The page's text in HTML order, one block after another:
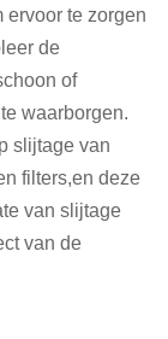
ervoor te zorgen
de
of
waarborgen.
slijtage van
filters,en deze
van slijtage
van de